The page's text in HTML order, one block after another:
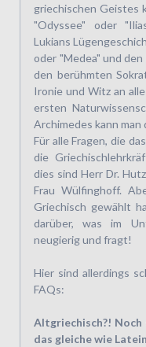
griechischen Geistes
"Odyssee" oder
Lukians
oder "Medea" und
den berühmten
Ironie und Witz an
ersten
Archimedes kann
Für alle Fragen, die
die
dies sind Herr Dr.
Frau Wülfinghoff.
Griechisch gewählt
darüber, was im
neugierig und fragt!
Hier sind allerdings
FAQs:
Altgriechisch?! Noch
das gleiche wie